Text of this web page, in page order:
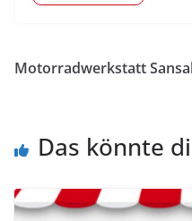
Motorradwerkstatt
Das könnte